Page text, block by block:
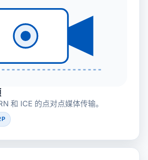
和 ICE 的点对点媒体传输。